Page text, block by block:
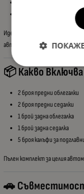
Идеално решение както за
автомобила.
📦 Какво
2 броя предни облегалки
2 броя предни седалки
1 брой задна облегалка
1 брой задна седалка
5 броя калъфи за
Пълен комплект за целия
🚗